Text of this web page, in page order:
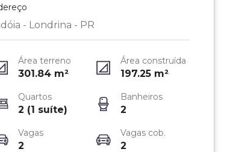
- Londrina - PR
Área terreno
301.84m²
Área construída
197.25 m²
Quartos
2 (1 suíte)
Banheiros
2
Vagas
2
Vagas cob.
2